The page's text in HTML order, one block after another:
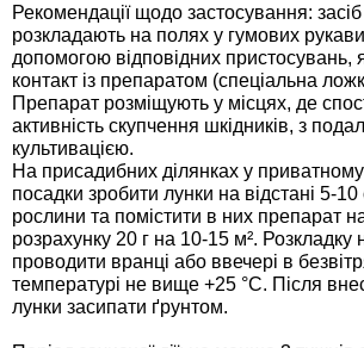
Рекомендації щодо застосування:
розкладають на полях у гумових
допомогою відповідних пристосувань,
контакт із препаратом (спеціальна
Препарат розміщують у місцях, де
активність скупчення шкідників, з
культивацією.
На присадибних ділянках у приватному
посадки зробити лунки на відстані 5-10
рослини та помістити в них препарат
розрахунку 20 г на 10-15 м². Розкладку
проводити вранці або ввечері в
температурі не вище +25 °С. Після
лунки засипати ґрунтом.
Семена томатов
Семена газонной травы
Семена тыквы, патиссона
Семена укропа
Семена фасоли
Семена цветов
Средства защиты от капустницы
Средства защиты от кротов
Средства защиты от грызунов
Препараты для септиков, выгребных
дачных туалетов, биодеструкторы
Хозяйственные товары